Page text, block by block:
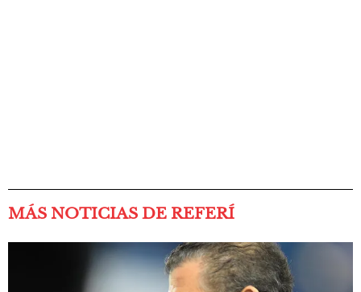
MÁS NOTICIAS DE REFERÍ